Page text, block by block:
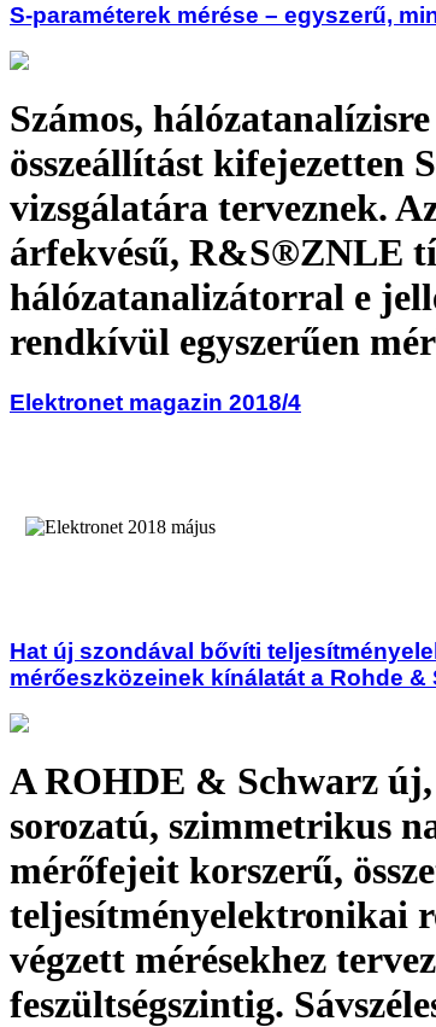
S-paraméterek mérése – egyszerű,
Számos,
összeállítást kifejezetten
vizsgálatára terveznek.
árfekvésű, R&S®ZNLE
hálózatanalizátorral e
rendkívül egyszerűen
Elektronet magazin 2018/4
Hat új szondával bővíti
mérőeszközeinek kínálatát a Rohde &
A ROHDE & Schwarz
sorozatú, szimmetrikus
mérőfejeit korszerű,
teljesítményelektronikai
végzett mérésekhez
feszültségszintig.